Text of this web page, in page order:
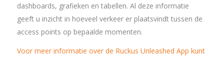
dashboards, grafieken en tabellen. Al deze informatie
geeft u inzicht in hoeveel verkeer er plaatsvindt tussen de
access points op bepaalde momenten.
Voor meer informatie over de Ruckus Unleashed App kunt